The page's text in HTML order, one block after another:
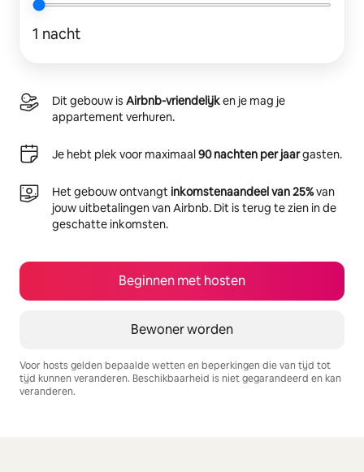
1 nacht
Dit gebouw is Airbnb-vriendelijken je mag je
appartement verhuren.
Je hebt plek voor maximaal90 nachten per jaargasten.
Het gebouw ontvangtinkomstenaandeel van 25%van
jouw uitbetalingen van Airbnb. Dit is terug te zien in de
geschatte inkomsten.
Beginnen met hosten
Bewoner worden
Voor hosts gelden bepaalde wetten en beperkingen die van tijd tot
tijd kunnen veranderen. Beschikbaarheid is niet gegarandeerd en kan
veranderen.